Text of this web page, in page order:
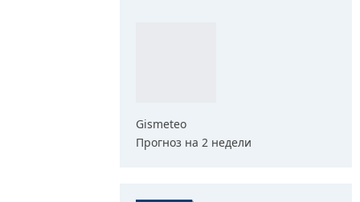
Gismeteo
Прогноз на 2 недели